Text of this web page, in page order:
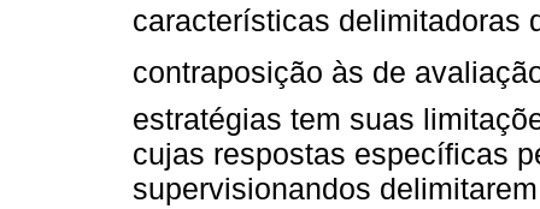
características delimitadoras
contraposição às de
estratégias tem suas
cujas respostas específicas
supervisionandos